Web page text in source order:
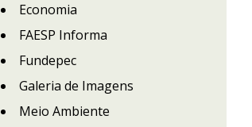
Economia
FAESP Informa
Fundepec
Galeria de Imagens
Meio Ambiente